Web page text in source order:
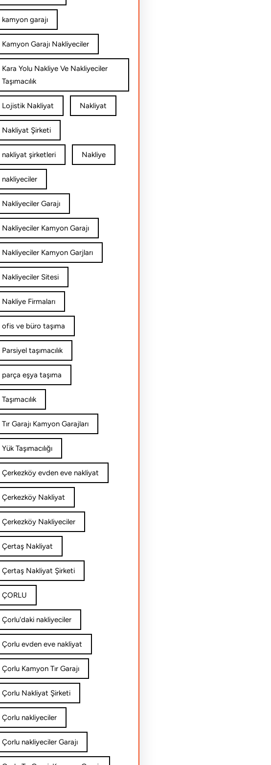
kamyon garajı
Kamyon Garajı Nakliyeciler
Kara Yolu Nakliye Ve Nakliyeciler
Taşımacılık
Lojistik Nakliyat Nakliyat
Nakliyat Şirketi
nakliyat şirketleri Nakliye
nakliyeciler
Nakliyeciler Garajı
Nakliyeciler Kamyon Garajı
Nakliyeciler Kamyon Garjları
Nakliyeciler Sitesi
Nakliye Firmaları
ofis ve büro taşıma
Parsiyel taşımacılık
parça eşya taşıma
Taşımacılık
Tır Garajı Kamyon Garajları
Yük Taşımacılığı
Çerkezköy evden eve nakliyat
Çerkezköy Nakliyat
Çerkezköy Nakliyeciler
Çertaş Nakliyat
Çertaş Nakliyat Şirketi
ÇORLU
Çorlu'daki nakliyeciler
Çorlu evden eve nakliyat
Çorlu Kamyon Tır Garajı
Çorlu Nakliyat Şirketi
Çorlu nakliyeciler
Çorlu nakliyeciler Garajı